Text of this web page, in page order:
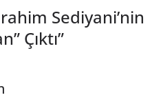
Sediyani’nin
Çıktı”